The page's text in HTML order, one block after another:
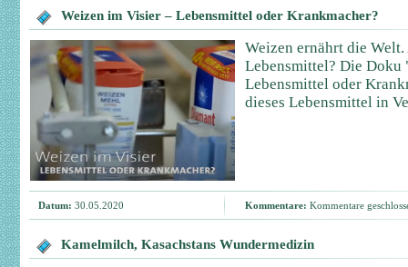
Weizen im Visier – Lebensmittel oder Krankmacher?
Weizen ernährt die
Lebensmittel? Die Doku
Lebensmittel oder
dieses Lebensmittel in
Datum: 30.05.2020 Kommentare: Kommentare
Kamelmilch, Kasachstans Wundermedizin